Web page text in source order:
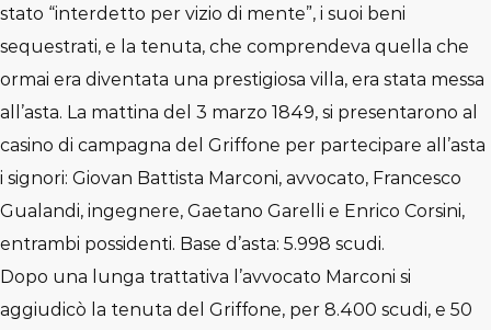
stato “interdetto per vizio di mente”, i suoi beni
sequestrati, e la tenuta, che comprendeva quella che
ormai era diventata una prestigiosa villa, era stata messa
all’asta. La mattina del 3 marzo 1849, si presentarono al
casino di campagna del Griffone per partecipare all’asta
i signori: Giovan Battista Marconi, avvocato, Francesco
Gualandi, ingegnere, Gaetano Garelli e Enrico Corsini,
entrambi possidenti. Base d’asta: 5.998 scudi.
Dopo una lunga trattativa l’avvocato Marconi si
aggiudicò la tenuta del Griffone, per 8.400 scudi, e 50